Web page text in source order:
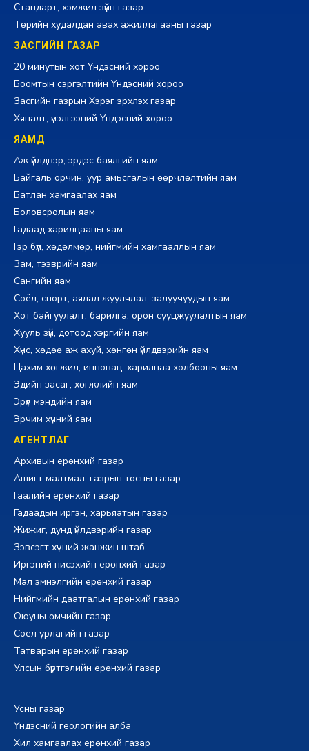
Стандарт, хэмжил зүйн газар
Төрийн худалдан авах ажиллагааны газар
ЗАСГИЙН ГАЗАР
20 минутын хот Үндэсний хороо
Боомтын сэргэлтийн Үндэсний хороо
Засгийн газрын Хэрэг эрхлэх газар
Хяналт, үнэлгээний Үндэсний хороо
ЯАМД
Аж үйлдвэр, эрдэс баялгийн яам
Байгаль орчин, уур амьсгалын өөрчлөлтийн яам
Батлан хамгаалах яам
Боловсролын яам
Гадаад харилцааны яам
Гэр бүл, хөдөлмөр, нийгмийн хамгааллын яам
Зам, тээврийн яам
Сангийн яам
Соёл, спорт, аялал жуулчлал, залуучуудын яам
Хот байгуулалт, барилга, орон сууцжуулалтын яам
Хууль зүй, дотоод хэргийн яам
Хүнс, хөдөө аж ахуй, хөнгөн үйлдвэрийн яам
Цахим хөгжил, инновац, харилцаа холбооны яам
Эдийн засаг, хөгжлийн яам
Эрүүл мэндийн яам
Эрчим хүчний яам
АГЕНТЛАГ
Архивын ерөнхий газар
Ашигт малтмал, газрын тосны газар
Гаалийн ерөнхий газар
Гадаадын иргэн, харьяатын газар
Жижиг, дунд үйлдвэрийн газар
Зэвсэгт хүчний жанжин штаб
Иргэний нисэхийн ерөнхий газар
Мал эмнэлгийн ерөнхий газар
Нийгмийн даатгалын ерөнхий газар
Оюуны өмчийн газар
Соёл урлагийн газар
Татварын ерөнхий газар
Улсын бүртгэлийн ерөнхий газар
Усны газар
Үндэсний геологийн алба
Хил хамгаалах ерөнхий газар